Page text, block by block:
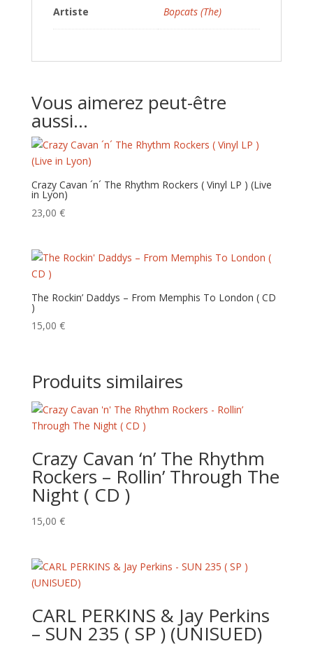
Artiste Bopcats (The)
Vous aimerez peut-être
aussi…
Crazy Cavan ´n´ The Rhythm Rockers ( Vinyl LP ) (Live
in Lyon)
23,00 €
The Rockin’ Daddys – From Memphis To London ( CD
)
15,00 €
Produits similaires
Crazy Cavan ‘n’ The Rhythm
Rockers – Rollin’ Through The
Night ( CD )
15,00 €
CARL PERKINS & Jay Perkins
– SUN 235 ( SP ) (UNISUED)